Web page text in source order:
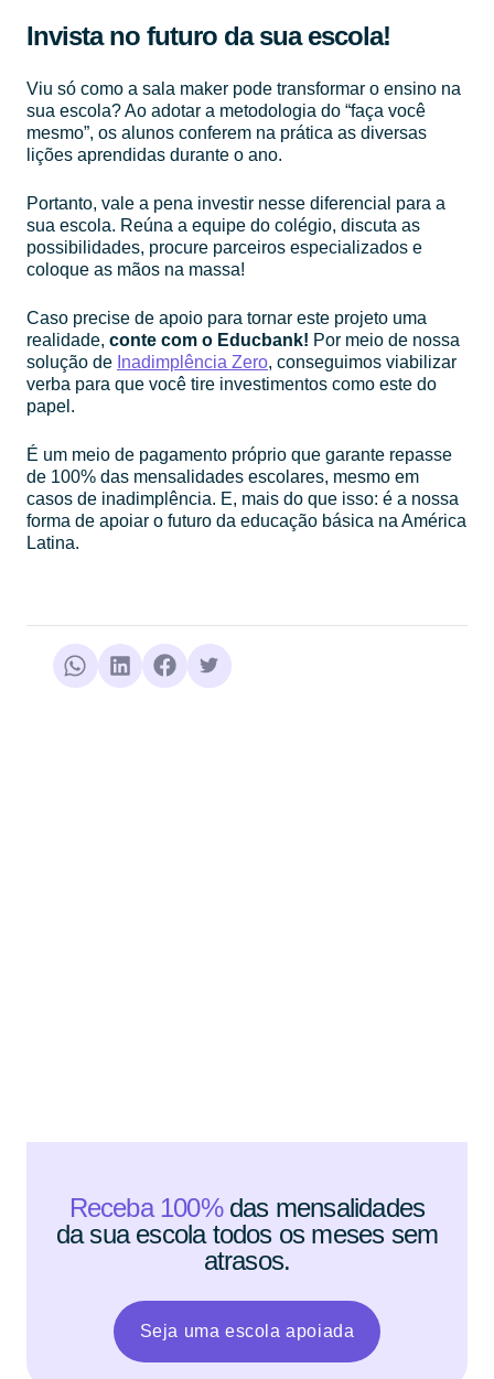
Invista no futuro da sua escola!
Viu só como a sala maker pode transformar o ensino na
sua escola? Ao adotar a metodologia do “faça você
mesmo”, os alunos conferem na prática as diversas
lições aprendidas durante o ano.
Portanto, vale a pena investir nesse diferencial para a
sua escola. Reúna a equipe do colégio, discuta as
possibilidades, procure parceiros especializados e
coloque as mãos na massa!
Caso precise de apoio para tornar este projeto uma
realidade, conte com o Educbank! Por meio de nossa
solução de Inadimplência Zero, conseguimos viabilizar
verba para que você tire investimentos como este do
papel.
É um meio de pagamento próprio que garante repasse
de 100% das mensalidades escolares, mesmo em
casos de inadimplência. E, mais do que isso: é a nossa
forma de apoiar o futuro da educação básica na América
Latina.
Receba 100%das mensalidades
da sua escola todos os meses sem
atrasos.
Seja uma escola apoiada